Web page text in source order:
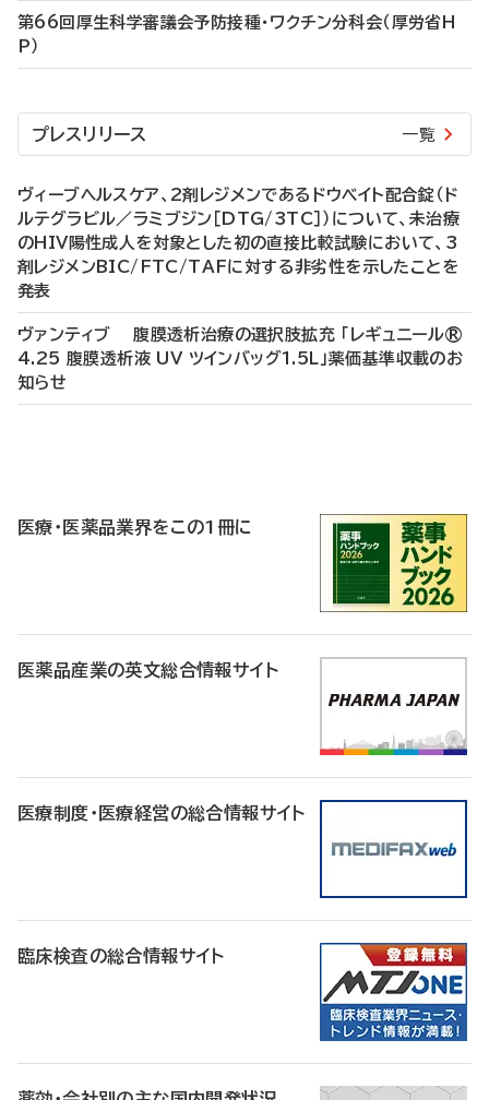
第66回厚生科学審議会予防接種・ワクチン分科会（厚労省H
P）
プレスリリース 一覧
ヴィーブヘルスケア、2剤レジメンであるドウベイト配合錠（ド
ルテグラビル／ラミブジン［DTG/3TC］）について、未治療
のHIV陽性成人を対象とした初の直接比較試験において、3
剤レジメンBIC/FTC/TAFに対する非劣性を示したことを
発表
ヴァンティブ 腹膜透析治療の選択肢拡充 「レギュニール®
4.25 腹膜透析液 UV ツインバッグ1.5L」薬価基準収載のお
知らせ
医療・医薬品業界をこの1冊に
医薬品産業の英文総合情報サイト
医療制度・医療経営の総合情報サイト
臨床検査の総合情報サイト